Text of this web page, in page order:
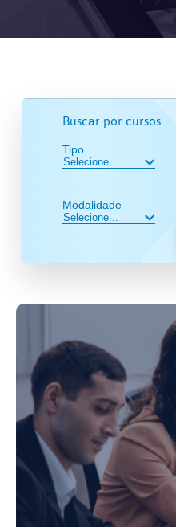
Buscar por cursos
Tipo
Modalidade